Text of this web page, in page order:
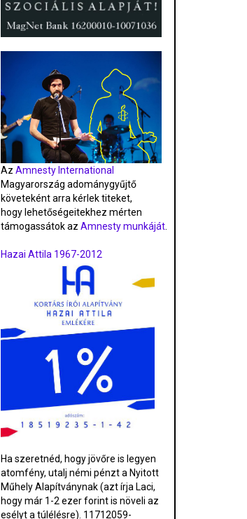
Az Amnesty International
Magyarország adománygyűjtő
követeként arra kérlek titeket,
hogy lehetőségeitekhez mérten
támogassátok az Amnesty munkáját.
Hazai Attila 1967-2012
Ha szeretnéd, hogy jövőre is legyen
atomfény, utalj némi pénzt a Nyitott
Műhely Alapítványnak (azt írja Laci,
hogy már 1-2 ezer forint is növeli az
esélyt a túlélésre). 11712059-